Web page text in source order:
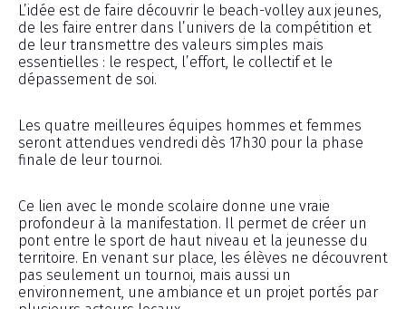
L’idée est de faire découvrir le beach-volley aux jeunes,
de les faire entrer dans l’univers de la compétition et
de leur transmettre des valeurs simples mais
essentielles : le respect, l’effort, le collectif et le
dépassement de soi.
Les quatre meilleures équipes hommes et femmes
seront attendues vendredi dès 17h30 pour la phase
finale de leur tournoi.
Ce lien avec le monde scolaire donne une vraie
profondeur à la manifestation. Il permet de créer un
pont entre le sport de haut niveau et la jeunesse du
territoire. En venant sur place, les élèves ne découvrent
pas seulement un tournoi, mais aussi un
environnement, une ambiance et un projet portés par